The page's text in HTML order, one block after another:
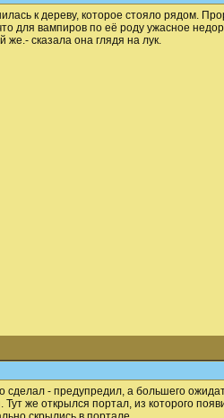
к дереву, которое стояло рядом.
для вампиров по её роду ужасное
же.- сказала она глядя на лук.
сделал - предупредил, а большего
Тут же открылся портал, из которого